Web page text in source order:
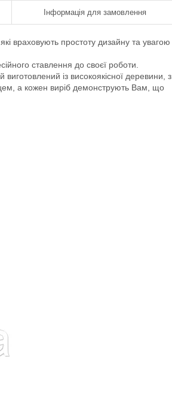
Інформація для замовлення
враховують простоту дизайну та увагою
ставлення до своєї роботи.
із високоякісної деревини, з
а кожен виріб демонструють Вам, що